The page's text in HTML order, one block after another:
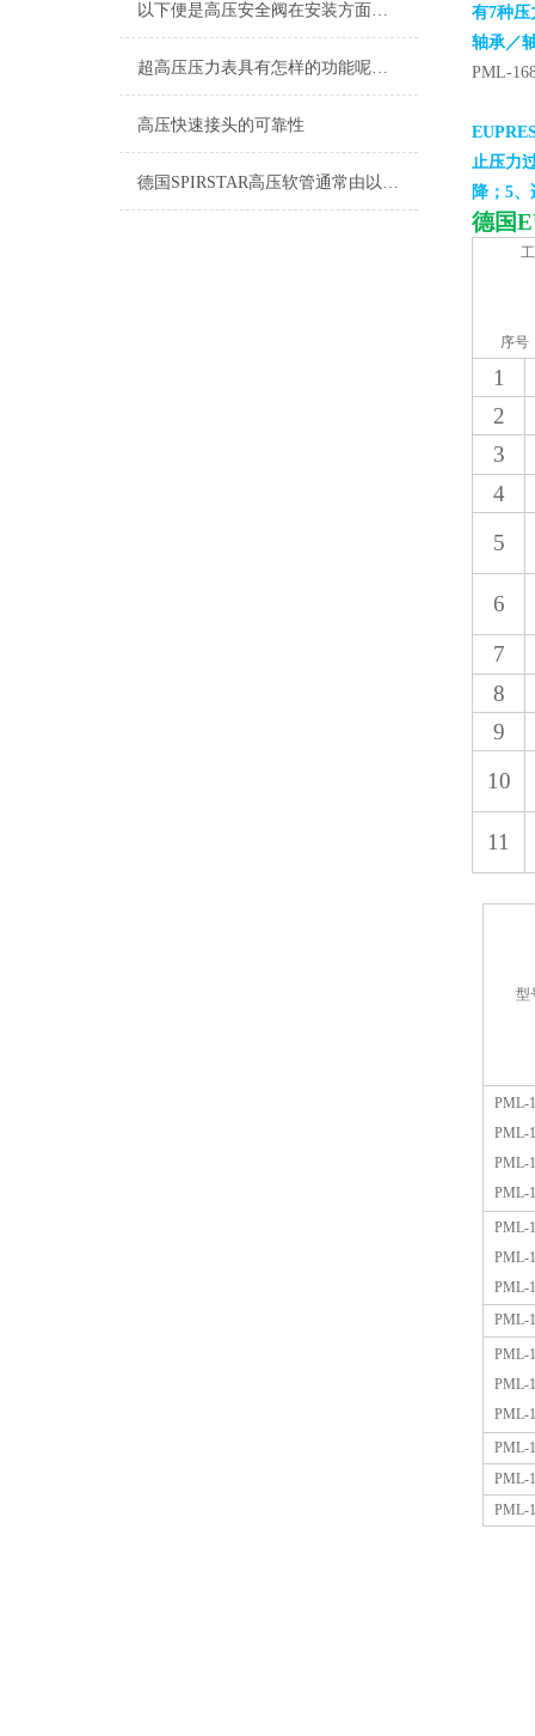
以下便是高压安全阀在安装方面的要求
超高压压力表具有怎样的功能呢？不妨看看下文
高压快速接头的可靠性
德国SPIRSTAR高压软管通常由以下几个主要部分组成
有7种压
轴承／
PML-
止压力
降；5
德国
序号
1
2
3
4
5
6
7
8
9
10
11
型
PML-
PML-
PML-
PML-
PML-
PML-
PML-
PML-
PML-
PML-
PML-
PML-
PML-
PML-